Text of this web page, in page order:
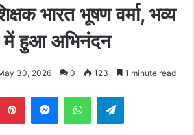
भारत भूषण वर्मा, भव्य
में हुआ अभिनंदन
30, 2026 0 123 1 minute read
PinterestMessengerWhatsAppTelegram